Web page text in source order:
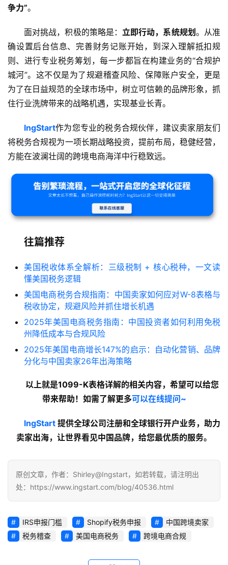
争力”。
面对挑战，积极的策略是：立即行动，系统规划 。从准
确设置后台信息、完善财务记账开始，到深入理解抵扣规
则、进行专业税务筹划，每一步都旨在构建业务的“合规护
城河”。这不仅是为了规避稽查风险、保障账户安全，更是
为了在日益规范的全球市场中，树立可信赖的品牌形象，抓
住行业洗牌带来的战略机遇，实现基业长青。
lngStart作为您专业的税务合规伙伴，建议卖家朋友们
将税务合规视为一项长期战略投资，提前布局，稳健经营，
方能在波澜壮阔的跨境电商海洋中行稳致远。
往篇推荐
美国税收体系全解析：三级税制 + 核心税种，一文读
懂美国税务逻辑
美国电商税务合规指南：中国卖家如何应对W-8表格与
税收协定，规避风险并抓住增长机遇
2025年美国电商税务指南：中国投资者如何利用免税
州降低成本与合规风险
2025年美国电商增长147%的启示：自动化营销、品牌
分化与中国卖家26年出海策略
以上就是1099-K表格详解的相关内容，希望可以给您
带来帮助！如需了解更多可以在线提问~
lngStart 提供全球公司注册和全球银行开户业务，助力
卖家出海，让世界看见中国品牌，给您最优质的服务。
原创文章，作者：Shirley@Ingstart，如若转载，请注明出
处：https://www.ingstart.com/blog/40536.html
IRS申报门槛 Shopify税务申报
中国跨境卖家
税务稽查
美国电商税务 跨境电商合规